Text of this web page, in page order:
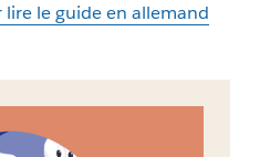
lire le guide en allemand